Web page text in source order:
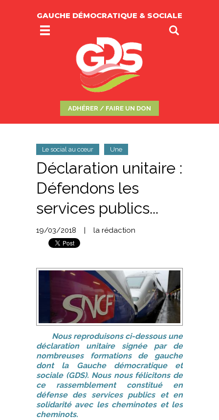
GAUCHE DÉMOCRATIQUE & SOCIALE
ADHÉRER / FAIRE UN DON
Le social au cœur Une
Déclaration unitaire :
Défendons les
services publics...
19/03/2018 | la rédaction
Nous reproduisons ci-dessous une
déclaration unitaire signée par de
nombreuses formations de gauche
dont la Gauche démocratique et
sociale (GDS). Nous nous félicitons de
ce rassemblement constitué en
défense des services publics et en
solidarité avec les cheminotes et les
cheminots.